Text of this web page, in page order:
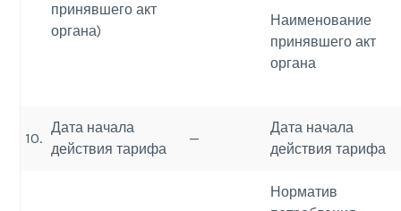
принявшего акт
органа)
Наименование
принявшего акт
органа
10.
Дата начала
действия тарифа
—
Дата начала
действия тарифа
Норматив